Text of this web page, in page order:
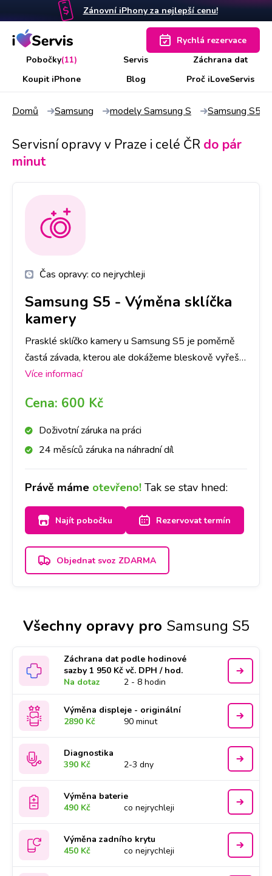
Zánovní iPhony za nejlepší cenu!
Pobočky(11) Servis
Záchrana dat
Koupit iPhone
Blog Proč iLoveServis
Rychlá rezervace
Domů Samsung modely Samsung S Samsung S5
Servisní opravy v Praze i celé ČR do pár
minut
Čas opravy: co nejrychleji
Samsung S5 - Výměna sklíčka
kamery
Prasklé sklíčko kamery u Samsung S5 je poměrně
častá závada, kterou ale dokážeme bleskově vyřešit!
Do půl hodiny sklíčko vyměníme.
Více informací
Cena: 600 Kč
Doživotní záruka na práci
24 měsíců záruka na náhradní díl
Právě máme otevřeno! Tak se stav hned:
Najít pobočku Rezervovat termín
Objednat svoz ZDARMA
Všechny opravy pro Samsung S5
Záchrana dat podle hodinové
sazby 1 950 Kč vč. DPH / hod.
Na dotaz
2 - 8 hodin
Výměna displeje - originální
2890 Kč
90 minut
Diagnostika
390 Kč
2-3 dny
Výměna baterie
490 Kč
co nejrychleji
Výměna zadního krytu
450 Kč
co nejrychleji